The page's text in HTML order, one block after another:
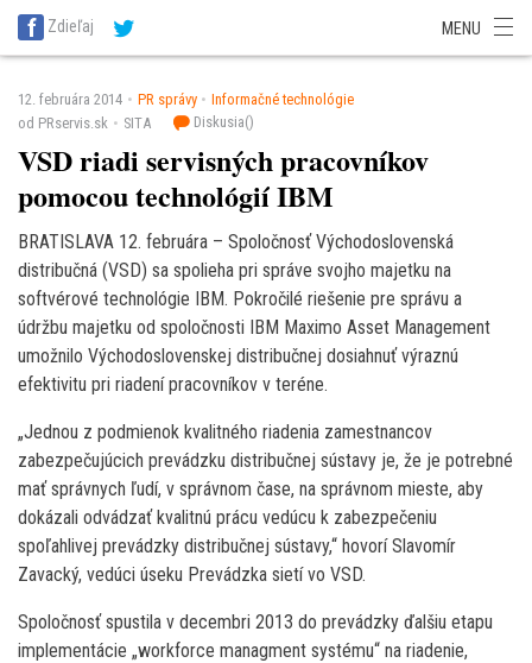
SITA Energetika
SITA Potravinárstvo
Zdieľaj MENU
12. februára 2014 PR správy
Informačné technológie
od PRservis.sk
SITA Diskusia()
VSD riadi servisných pracovníkov
pomocou technológií IBM
BRATISLAVA 12. februára – Spoločnosť Východoslovenská
distribučná (VSD) sa spolieha pri správe svojho majetku na
softvérové technológie IBM. Pokročilé riešenie pre správu a
údržbu majetku od spoločnosti IBM Maximo Asset Management
umožnilo Východoslovenskej distribučnej dosiahnuť výraznú
efektivitu pri riadení pracovníkov v teréne.
„Jednou z podmienok kvalitného riadenia zamestnancov
zabezpečujúcich prevádzku distribučnej sústavy je, že je potrebné
mať správnych ľudí, v správnom čase, na správnom mieste, aby
dokázali odvádzať kvalitnú prácu vedúcu k zabezpečeniu
spoľahlivej prevádzky distribučnej sústavy,“ hovorí Slavomír
Zavacký, vedúci úseku Prevádzka sietí vo VSD.
Spoločnosť spustila v decembri 2013 do prevádzky ďalšiu etapu
implementácie „workforce managment systému“ na riadenie,